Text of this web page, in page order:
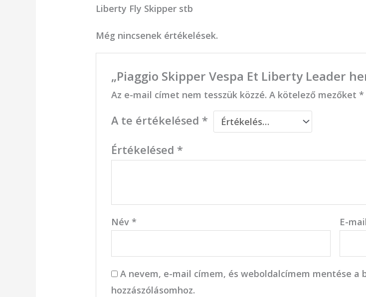
Liberty Fly Skipper stb
Még nincsenek értékelések.
„Piaggio Skipper Vespa Et Liberty Leader
Az e-mail címet nem tesszük közzé. A kötelező mezőket*
A te értékelésed *
Értékelésed *
Név* E-mail
A nevem, e-mail címem, és weboldalcímem mentése a
hozzászólásomhoz.